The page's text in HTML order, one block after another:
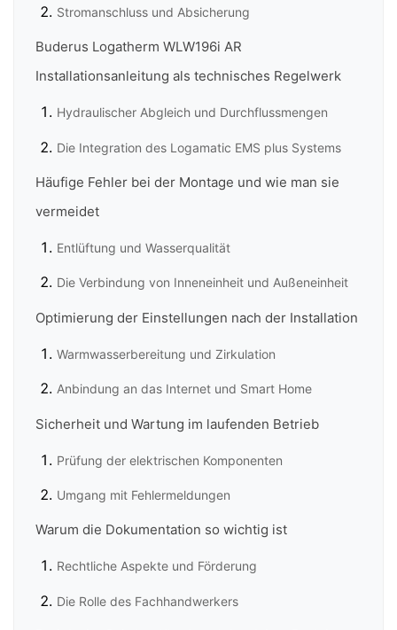
Stromanschluss und Absicherung
Buderus Logatherm WLW196i AR
Installationsanleitung als technisches Regelwerk
Hydraulischer Abgleich und Durchflussmengen
Die Integration des Logamatic EMS plus Systems
Häufige Fehler bei der Montage und wie man sie
vermeidet
Entlüftung und Wasserqualität
Die Verbindung von Inneneinheit und Außeneinheit
Optimierung der Einstellungen nach der Installation
Warmwasserbereitung und Zirkulation
Anbindung an das Internet und Smart Home
Sicherheit und Wartung im laufenden Betrieb
Prüfung der elektrischen Komponenten
Umgang mit Fehlermeldungen
Warum die Dokumentation so wichtig ist
Rechtliche Aspekte und Förderung
Die Rolle des Fachhandwerkers